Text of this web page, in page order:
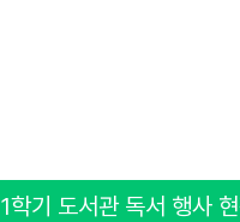
1학기 도서관 독서 행사